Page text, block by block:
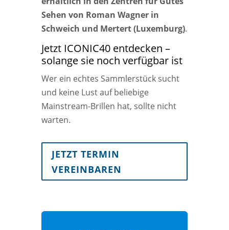
Sehen von Roman Wagner in
Schweich und Mertert (Luxemburg).
Jetzt ICONIC40 entdecken –
solange sie noch verfügbar ist
Wer ein echtes Sammlerstück sucht
und keine Lust auf beliebige
Mainstream-Brillen hat, sollte nicht
warten.
JETZT TERMIN
VEREINBAREN